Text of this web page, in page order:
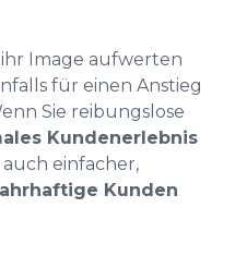
Image aufwerten
für einen Anstieg
Sie reibungslose
Kundenerlebnis
einfacher,
Kunden